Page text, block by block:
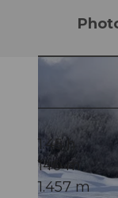
1:45 h
140 m
1.457 m